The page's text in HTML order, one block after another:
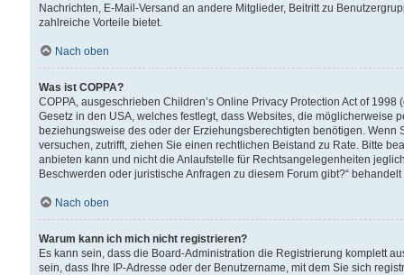
Nachrichten, E-Mail-Versand an andere Mitglieder, Beitritt zu
zahlreiche Vorteile bietet.
Nach oben
Was ist COPPA?
COPPA, ausgeschrieben Children’s Online Privacy Protection Act of
Gesetz in den USA, welches festlegt, dass Websites, die
beziehungsweise des oder der Erziehungsberechtigten benötigen.
versuchen, zutrifft, ziehen Sie einen rechtlichen Beistand zu Rate. Bitte
anbieten kann und nicht die Anlaufstelle für Rechtsangelegenheiten
Beschwerden oder juristische Anfragen zu diesem Forum gibt?“
Nach oben
Warum kann ich mich nicht registrieren?
Es kann sein, dass die Board-Administration die Registrierung komplett
sein, dass Ihre IP-Adresse oder der Benutzername, mit dem Sie sich